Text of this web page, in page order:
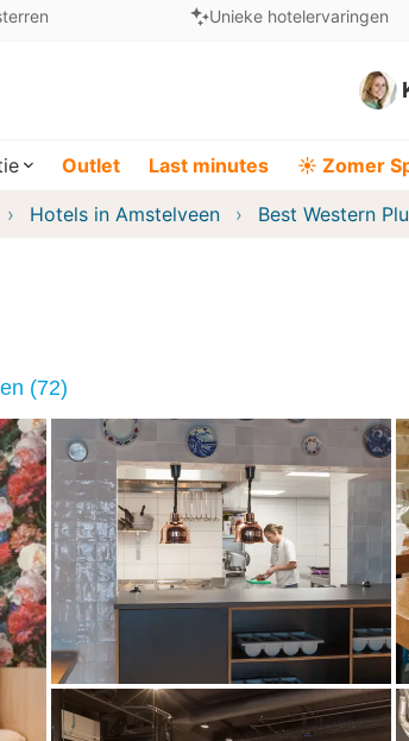
Unieke hotelervaringen
Outlet Last minutes ☀️ Zomer
Hotels in Amstelveen Best Western
(72)